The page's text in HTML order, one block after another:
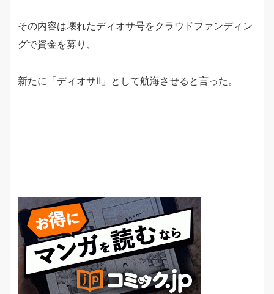
その内容は壊れたディオサ号をクラウドファンディン
グで資金を募り、
新たに「ディオサⅡ」として航海させると言った。